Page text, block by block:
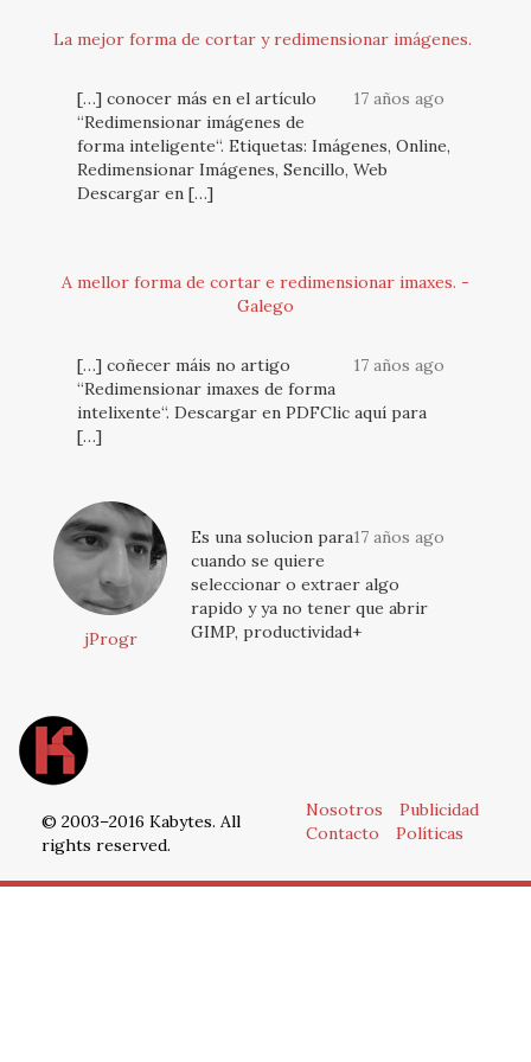
La mejor forma de cortar y redimensionar imágenes.
17 años ago
[…] conocer más en el artículo
“Redimensionar imágenes de
forma inteligente“. Etiquetas: Imágenes, Online,
Redimensionar Imágenes, Sencillo, Web
Descargar en […]
A mellor forma de cortar e redimensionar imaxes. -
Galego
17 años ago
[…] coñecer máis no artigo
“Redimensionar imaxes de forma
intelixente“. Descargar en PDFClic aquí para
[…]
jProgr
17 años ago
Es una solucion para
cuando se quiere
seleccionar o extraer algo
rapido y ya no tener que abrir
GIMP, productividad+
© 2003–2016 Kabytes. All
rights reserved.
Nosotros
Publicidad
Contacto
Políticas